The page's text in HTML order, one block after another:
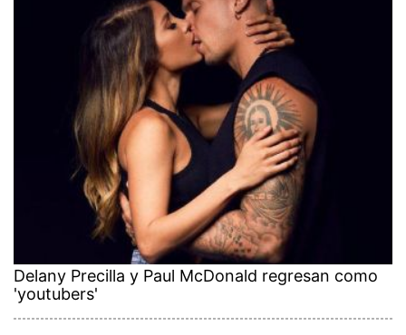
Delany Precilla y Paul McDonald regresan como
'youtubers'